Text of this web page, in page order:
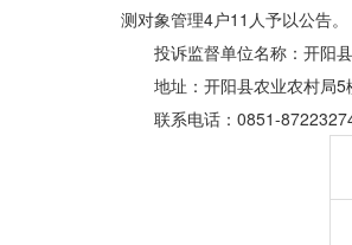
测对象管理4户11人予以公告。
投诉监督单位名称：开阳
地址：开阳县农业农村局5
联系电话：0851-